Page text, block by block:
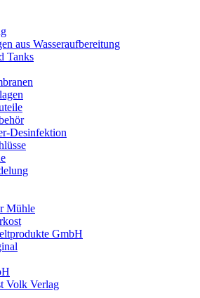
aus Wasseraufbereitung
Tanks
Desinfektion
Mühle
GmbH
Volk Verlag